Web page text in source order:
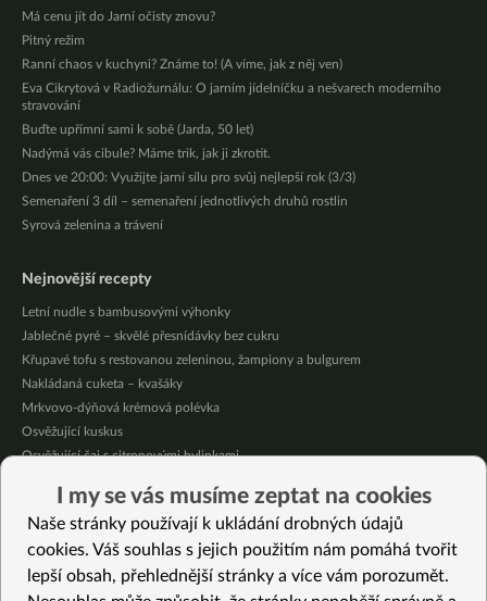
Má cenu jít do Jarní očisty znovu?
Pitný režim
Ranní chaos v kuchyni? Známe to! (A víme, jak z něj ven)
Eva Cikrytová v Radiožurnálu: O jarním jídelníčku a nešvarech moderního
stravování
Buďte upřímní sami k sobě (Jarda, 50 let)
Nadýmá vás cibule? Máme trik, jak ji zkrotit.
Dnes ve 20:00: Využijte jarní sílu pro svůj nejlepší rok (3/3)
Semenaření 3 díl – semenaření jednotlivých druhů rostlin
Syrová zelenina a trávení
Nejnovější recepty
Letní nudle s bambusovými výhonky
Jablečné pyré – skvělé přesnídávky bez cukru
Křupavé tofu s restovanou zeleninou, žampiony a bulgurem
Nakládaná cuketa – kvašáky
Mrkvovo-dýňová krémová polévka
Osvěžující kuskus
Osvěžující čaj s citronovými bylinkami
Čokoládové muffiny s mangovým krémem
Meruňky a jablka v citrónovém želé
Vybrané recepty
I my se vás musíme zeptat na cookies
Naše stránky používají k ukládání drobných údajů
cookies. Váš souhlas s jejich použitím nám pomáhá tvořit
lepší obsah, přehlednější stránky a více vám porozumět.